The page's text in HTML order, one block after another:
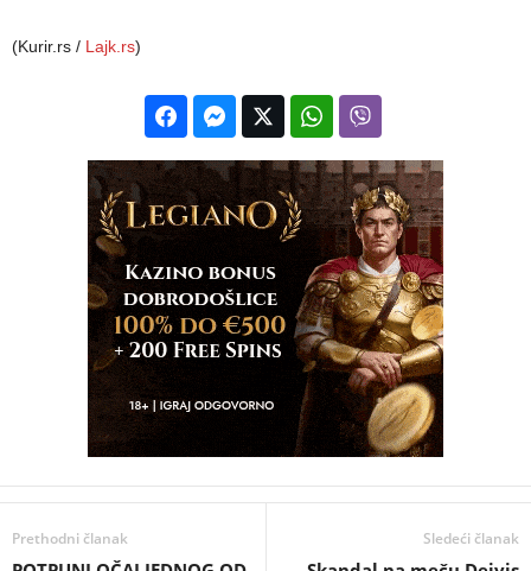
(Kurir.rs / Lajk.rs)
Prethodni članak Sledeći članak